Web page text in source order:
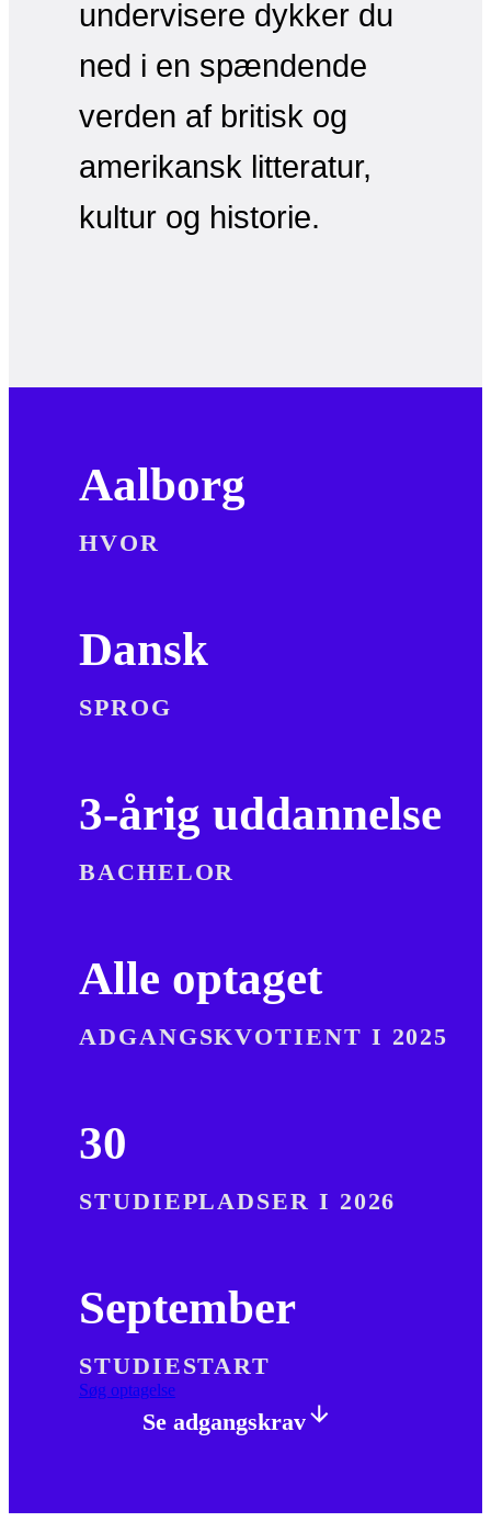
undervisere dykker du
ned i en spændende
verden af britisk og
amerikansk litteratur,
kultur og historie.
Aalborg
HVOR
Dansk
SPROG
3-årig uddannelse
BACHELOR
Alle optaget
ADGANGSKVOTIENT I 2025
30
STUDIEPLADSER I 2026
September
STUDIESTART
Søg optagelse
Se adgangskrav